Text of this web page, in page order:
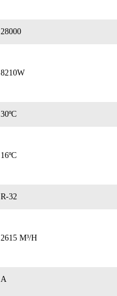
28000
8210W
30ºC
16ºC
R-32
2615 M³/H
A